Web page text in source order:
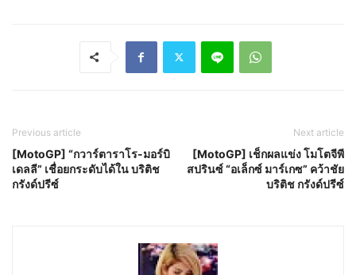
Previous article
[MotoGP] “กวาร์ตาราโร-มอร์บิ
เดลลี” เชื่อยกระดับได้ใน บริติช
กรังด์ปรีซ์
Next article
[MotoGP] เช็กผลแข่ง โมโตจีพี
สปรินซ์ “อเล็กซ์ มาร์เกซ” คว้าชัย
บริติช กรังด์ปรีซ์